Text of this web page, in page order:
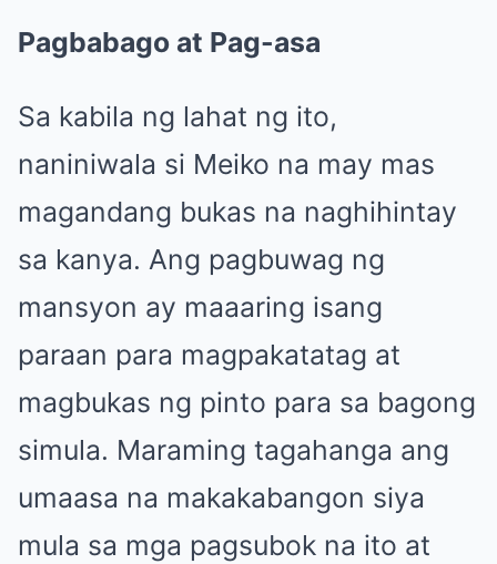
Pagbabago at Pag-asa
Sa kabila ng lahat ng ito,
naniniwala si Meiko na may mas
magandang bukas na naghihintay
sa kanya. Ang pagbuwag ng
mansyon ay maaaring isang
paraan para magpakatatag at
magbukas ng pinto para sa bagong
simula. Maraming tagahanga ang
umaasa na makakabangon siya
mula sa mga pagsubok na ito at